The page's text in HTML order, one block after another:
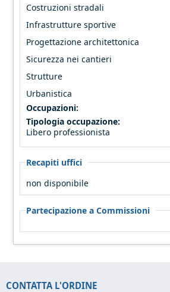
Costruzioni stradali
Infrastrutture sportive
Progettazione architettonica
Sicurezza nei cantieri
Strutture
Urbanistica
Occupazioni:
Tipologia occupazione:
Libero professionista
Recapiti uffici
non disponibile
Partecipazione a Commissioni
CONTATTA L'ORDINE